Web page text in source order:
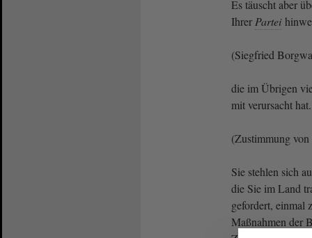
Es täuscht aber
Ihrer Partei
(Siegfried
die im Übrigen
mit verursacht hat.
(Zustimmung
Sie stehlen sich
die Sie im Land
gefordert, einmal
Maßnahmen der